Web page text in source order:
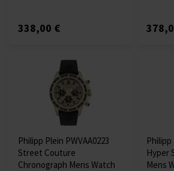
338,00 €
Philipp Plein PWVAA0223
Street Couture
Chronograph Mens Watch
Philipp
Hyper
Mens